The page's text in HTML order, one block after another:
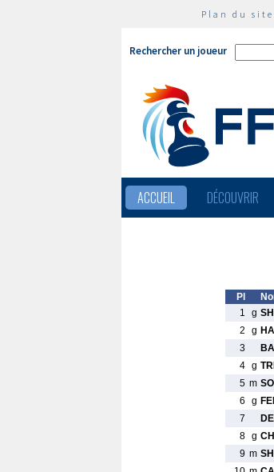
Plan du site
Rechercher un joueur
ACCUEIL DÉCOUVRIR
Pl
1
g
2
g
3
4 g
5 m
6
g
7
8 g
9 m